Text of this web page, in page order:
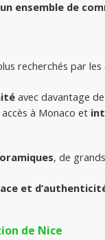
un ensemble de
recherchés par les
avec davantage
à Monaco et
, de
et
de Nice